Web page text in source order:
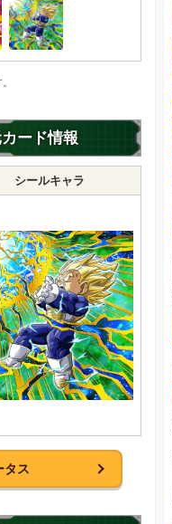
ード情報
シールキャラ
タス